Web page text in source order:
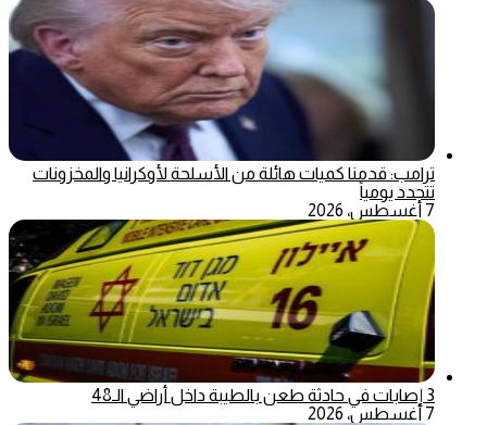
ترامب: قدمنا كميات هائلة من الأسلحة لأوكرانيا والمخزونات
تتجدد يومياً
7 أغسطس، 2026
3 إصابات في حادثة طعن بالطيبة داخل أراضي الـ48
7 أغسطس، 2026